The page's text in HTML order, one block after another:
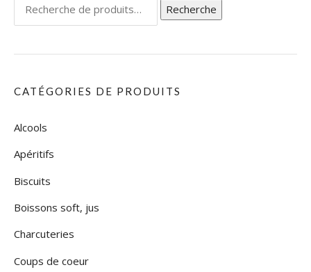
Recherche
CATÉGORIES DE PRODUITS
Alcools
Apéritifs
Biscuits
Boissons soft, jus
Charcuteries
Coups de coeur